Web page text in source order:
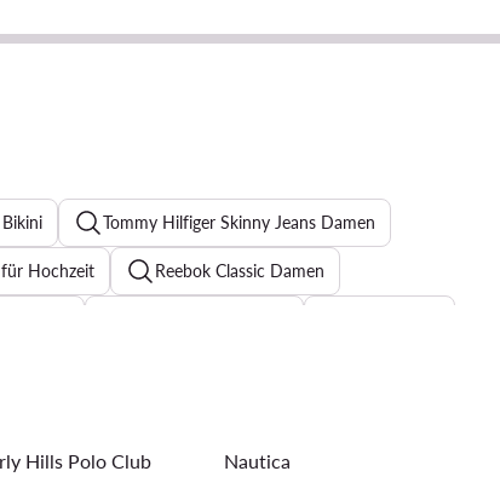
Tommy Hilfiger Skinny Jeans Damen
Hochzeit Reebok Classic Damen
Hills Polo Club
Nautica